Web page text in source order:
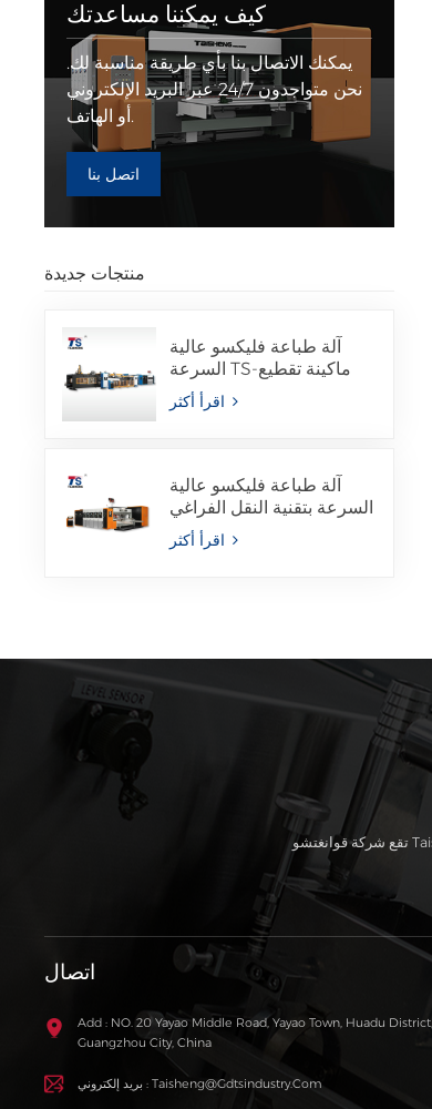
كيف يمكننا مساعدتك
يمكنك الاتصال بنا بأي طريقة مناسبة لك.
نحن متواجدون 24/7 عبر البريد الإلكتروني
أو الهاتف.
اتصل بنا
منتجات جديدة
آلة طباعة فليكسو عالية
السرعة TS-ماكينة تقطيع
وقص مع صمغ مجلد مدمج
آلة طباعة فليكسو عالية
السرعة بتقنية النقل الفراغي
الكامل TSG2S
اتصال
Add : NO. 20 Yayao Middle Road, Yayao Town, Huadu District,
Guangzhou City, China
بريد إلكتروني : Taisheng@gdtsindustry.com